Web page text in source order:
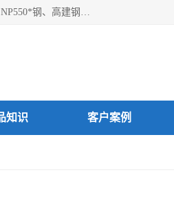
上海焱湘实业有限公司主营产品：09CrCuSb耐候钢、12Cr1MoV合金板、4米宽模台钢板、Mn13钢板耐磨板、NP550*钢、高建钢Q345GJC-Z15等；欢迎前来咨询选购。
知识 客户案例